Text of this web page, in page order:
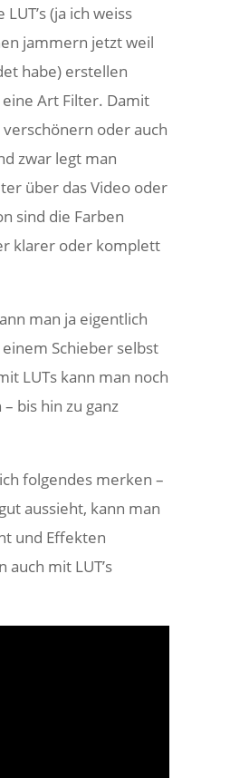
(ja ich weiss
jammern jetzt weil
habe) erstellen
eine Art Filter. Damit
oder auch
zwar legt man
über das Video oder
sind die Farben
klarer oder komplett
man ja eigentlich
Schieber selbst
LUTs kann man noch
bis hin zu ganz
folgendes merken –
aussieht, kann man
und Effekten
mit LUT’s